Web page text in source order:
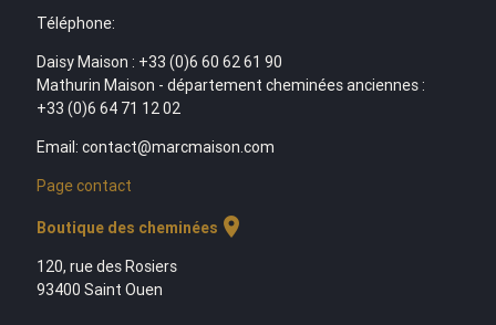
Téléphone:
Daisy Maison : +33 (0)6 60 62 61 90
Mathurin Maison - département cheminées anciennes :
+33 (0)6 64 71 12 02
Email: contact@marcmaison.com
Page contact
Boutique des cheminées location_on
120, rue des Rosiers
93400 Saint Ouen